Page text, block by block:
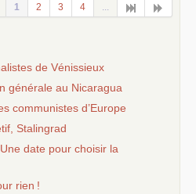
1 2 3 4 ...
de Vénissieux
générale au Nicaragua
communistes d’Europe
Stalingrad
date pour choisir la
rien !